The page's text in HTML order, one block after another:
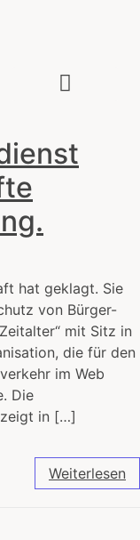
hat geklagt. Sie
von Bürger-
mit Sitz in
die für den
im Web
Die
zeigt in […]
Weiterlesen